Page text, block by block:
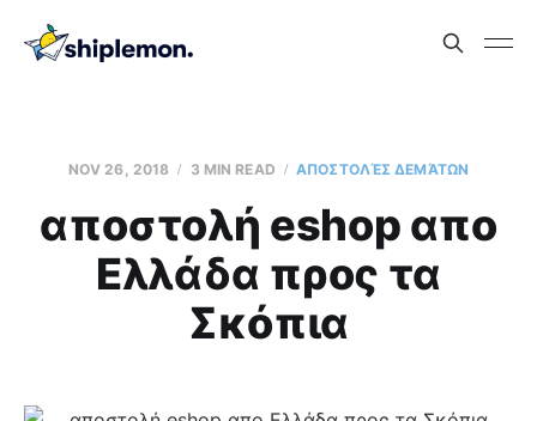
NOV 26, 2018 3 MIN READ AΠΟΣΤΟΛΈΣ ΔΕΜΆΤΩΝ
αποστολή eshop απο
Ελλάδα προς τα
Σκόπια